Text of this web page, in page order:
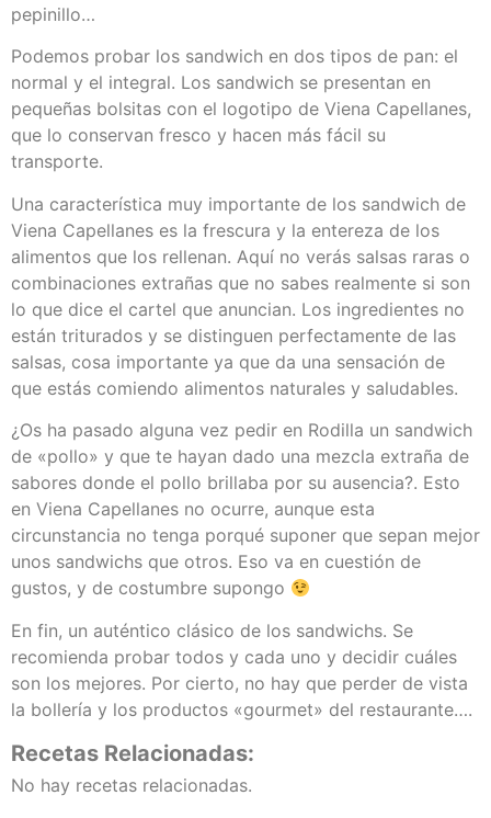
pepinillo…
Podemos probar los sandwich en dos tipos de pan: el
normal y el integral. Los sandwich se presentan en
pequeñas bolsitas con el logotipo de Viena Capellanes,
que lo conservan fresco y hacen más fácil su
transporte.
Una característica muy importante de los sandwich de
Viena Capellanes es la frescura y la entereza de los
alimentos que los rellenan. Aquí no verás salsas raras o
combinaciones extrañas que no sabes realmente si son
lo que dice el cartel que anuncian. Los ingredientes no
están triturados y se distinguen perfectamente de las
salsas, cosa importante ya que da una sensación de
que estás comiendo alimentos naturales y saludables.
¿Os ha pasado alguna vez pedir en Rodilla un sandwich
de «pollo» y que te hayan dado una mezcla extraña de
sabores donde el pollo brillaba por su ausencia?. Esto
en Viena Capellanes no ocurre, aunque esta
circunstancia no tenga porqué suponer que sepan mejor
unos sandwichs que otros. Eso va en cuestión de
gustos, y de costumbre supongo
En fin, un auténtico clásico de los sandwichs. Se
recomienda probar todos y cada uno y decidir cuáles
son los mejores. Por cierto, no hay que perder de vista
la bollería y los productos «gourmet» del restaurante….
Recetas Relacionadas:
No hay recetas relacionadas.